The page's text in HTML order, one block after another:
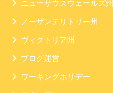
ニューサウスウェールズ州
ノーザンテリトリー州
ヴィクトリア州
ブログ運営
ワーキングホリデー